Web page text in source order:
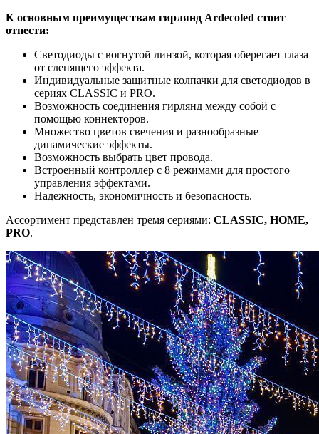
К основным преимуществам гирлянд Ardecoled стоит
отнести:
Светодиоды с вогнутой линзой, которая оберегает глаза
от слепящего эффекта.
Индивидуальные защитные колпачки для светодиодов в
сериях CLASSIC и PRO.
Возможность соединения гирлянд между собой с
помощью коннекторов.
Множество цветов свечения и разнообразные
динамические эффекты.
Возможность выбрать цвет провода.
Встроенный контроллер с 8 режимами для простого
управления эффектами.
Надежность, экономичность и безопасность.
Ассортимент представлен тремя сериями: CLASSIC, HOME,
PRO.